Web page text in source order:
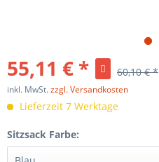
55,11 € * 60,10 € *
inkl. MwSt.zzgl. Versandkosten
Lieferzeit 7 Werktage
Sitzsack Farbe: